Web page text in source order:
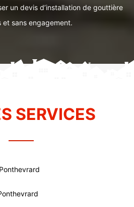
un devis d’installation de gouttière
et sans engagement.
SERVICES